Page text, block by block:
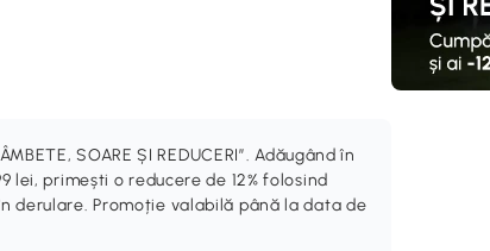
SOARE ȘI REDUCERI”. Adăugând în
primești o reducere de 12% folosind
derulare. Promoție valabilă până la data de